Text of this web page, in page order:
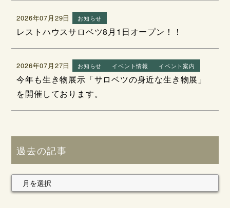
2026年07月29日 お知らせ
レストハウスサロベツ8月1日オープン！！
2026年07月27日 お知らせ イベント情報 イベント案内
今年も生き物展示「サロベツの身近な生き物展」
を開催しております。
過去の記事